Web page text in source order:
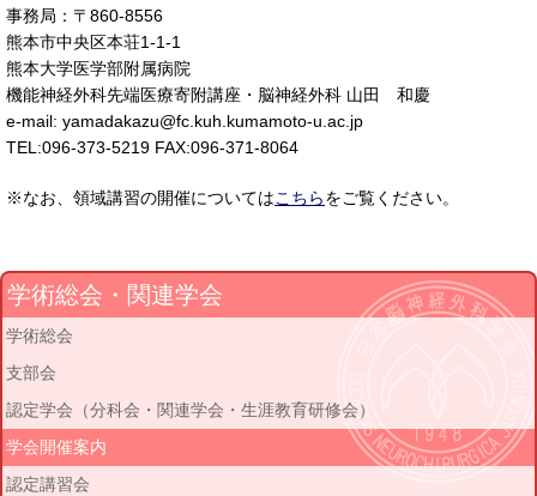
事務局：〒860-8556
熊本市中央区本荘1-1-1
熊本大学医学部附属病院
機能神経外科先端医療寄附講座・脳神経外科 山田 和慶
e-mail: yamadakazu@fc.kuh.kumamoto-u.ac.jp
TEL:096-373-5219 FAX:096-371-8064
※なお、領域講習の開催についてはこちらをご覧ください。
学術総会・関連学会
学術総会
支部会
認定学会（分科会・関連学会・生涯教育研修会）
学会開催案内
認定講習会